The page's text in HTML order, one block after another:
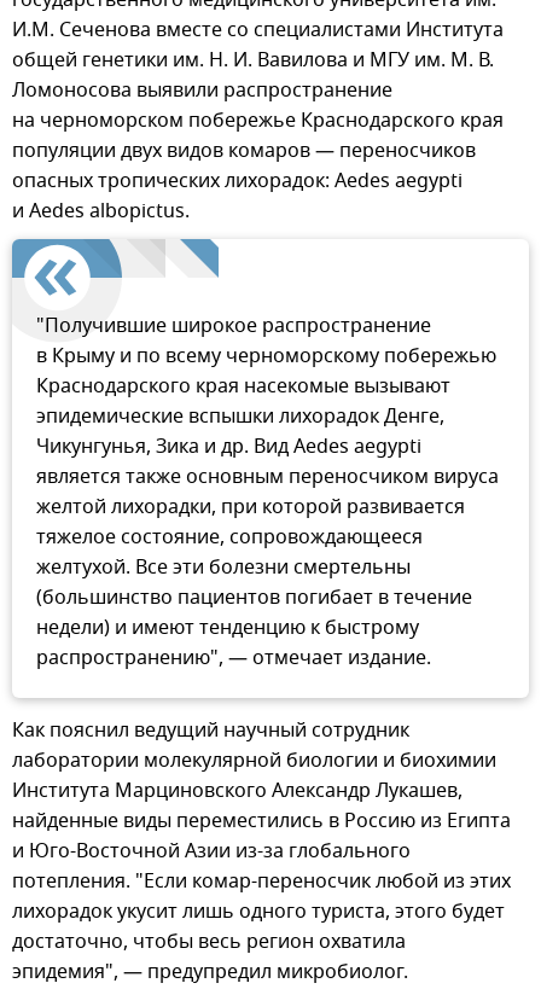
И.М. Сеченова вместе со специалистами Института
общей генетики им. Н. И. Вавилова и МГУ им. М. В.
Ломоносова выявили распространение
на черноморском побережье Краснодарского края
популяции двух видов комаров — переносчиков
опасных тропических лихорадок: Aedes aegypti
и Aedes albopictus.
"Получившие широкое распространение
в Крыму и по всему черноморскому побережью
Краснодарского края насекомые вызывают
эпидемические вспышки лихорадок Денге,
Чикунгунья, Зика и др. Вид Aedes aegypti
является также основным переносчиком вируса
желтой лихорадки, при которой развивается
тяжелое состояние, сопровождающееся
желтухой. Все эти болезни смертельны
(большинство пациентов погибает в течение
недели) и имеют тенденцию к быстрому
распространению", — отмечает издание.
Как пояснил ведущий научный сотрудник
лаборатории молекулярной биологии и биохимии
Института Марциновского Александр Лукашев,
найденные виды переместились в Россию из Египта
и Юго-Восточной Азии из-за глобального
потепления. "Если комар-переносчик любой из этих
лихорадок укусит лишь одного туриста, этого будет
достаточно, чтобы весь регион охватила
эпидемия", — предупредил микробиолог.